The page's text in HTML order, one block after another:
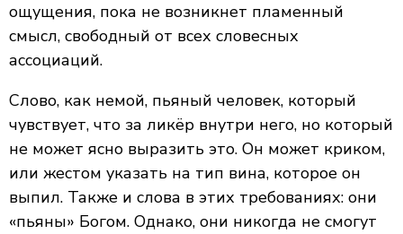
ощущения, пока не возникнет пламенный
смысл, свободный от всех словесных
ассоциаций.
Слово, как немой, пьяный человек, который
чувствует, что за ликёр внутри него, но который
не может ясно выразить это. Он может криком,
или жестом указать на тип вина, которое он
выпил. Также и слова в этих требованиях: они
«пьяны» Богом. Однако, они никогда не смогут